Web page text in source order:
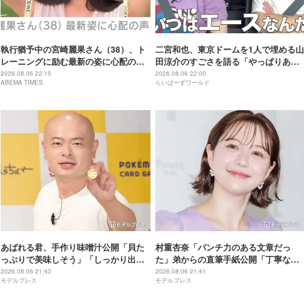
執行猶予中の宮崎麗果さん（38）、ト
レーニングに励む最新の姿に心配の声
「痩せ過ぎ」「なんだか痛々しい…」
2026.08.06 22:15
ABEMA TIMES
二宮和也、東京ドームを1人で埋める山
田涼介のすごさを語る「やっぱりあい
つはエース」
2026.08.06 22:00
らいばーずワールド
あばれる君、手作り味噌汁公開「貝た
っぷりで美味しそう」「しっかり出汁
が出てそう」の声
2026.08.06 21:43
モデルプレス
村重杏奈「パンチ力のある文章だっ
た」弟からの直筆手紙公開「丁寧な
字」「読みやすい」と反響
2026.08.06 21:41
モデルプレス